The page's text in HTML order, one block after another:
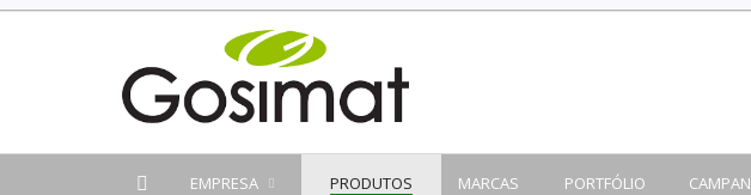
EMPRESA PRODUTOS MARCAS PORTFÓLIO